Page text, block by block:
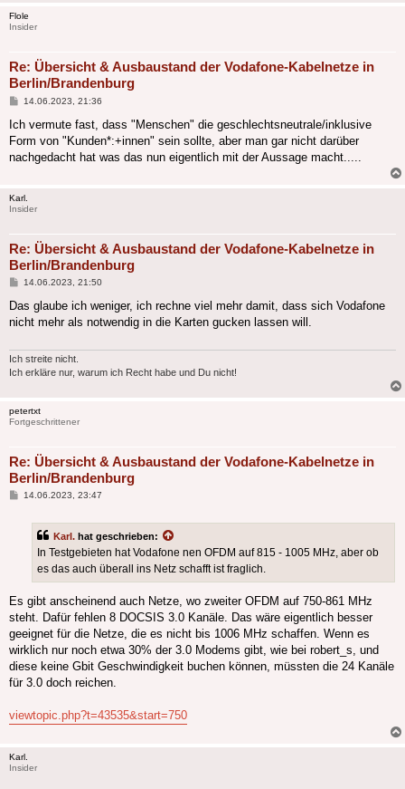
Flole
Insider
Re: Übersicht & Ausbaustand der Vodafone-Kabelnetze in
Berlin/Brandenburg
Beitrag
14.06.2023, 21:36
Ich vermute fast, dass "Menschen" die geschlechtsneutrale/inklusive
Form von "Kunden*:+innen" sein sollte, aber man gar nicht darüber
nachgedacht hat was das nun eigentlich mit der Aussage macht.....
Karl.
Insider
Re: Übersicht & Ausbaustand der Vodafone-Kabelnetze in
Berlin/Brandenburg
Beitrag
14.06.2023, 21:50
Das glaube ich weniger, ich rechne viel mehr damit, dass sich Vodafone
nicht mehr als notwendig in die Karten gucken lassen will.
Ich streite nicht.
Ich erkläre nur, warum ich Recht habe und Du nicht!
petertxt
Fortgeschrittener
Re: Übersicht & Ausbaustand der Vodafone-Kabelnetze in
Berlin/Brandenburg
Beitrag
14.06.2023, 23:47
Karl. hat geschrieben:
In Testgebieten hat Vodafone nen OFDM auf 815 - 1005 MHz, aber ob
es das auch überall ins Netz schafft ist fraglich.
Es gibt anscheinend auch Netze, wo zweiter OFDM auf 750-861 MHz
steht. Dafür fehlen 8 DOCSIS 3.0 Kanäle. Das wäre eigentlich besser
geeignet für die Netze, die es nicht bis 1006 MHz schaffen. Wenn es
wirklich nur noch etwa 30% der 3.0 Modems gibt, wie bei robert_s, und
diese keine Gbit Geschwindigkeit buchen können, müssten die 24 Kanäle
für 3.0 doch reichen.
viewtopic.php?t=43535&start=750
Karl.
Insider